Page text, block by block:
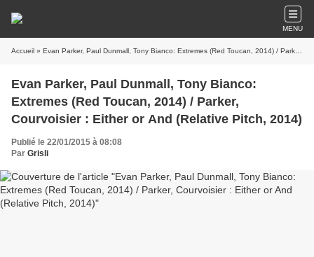
MENU
Accueil » Evan Parker, Paul Dunmall, Tony Bianco: Extremes (Red Toucan, 2014) / Parker, Courvoisier : Either or And (Relative Pitch, 2014)
Evan Parker, Paul Dunmall, Tony Bianco:
Extremes (Red Toucan, 2014) / Parker,
Courvoisier : Either or And (Relative Pitch, 2014)
Publié le 22/01/2015 à 08:08
Par Grisli